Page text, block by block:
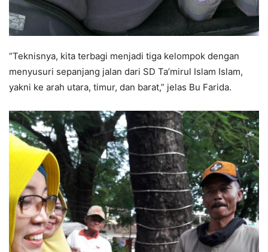
“Teknisnya, kita terbagi menjadi tiga kelompok dengan
menyusuri sepanjang jalan dari SD Ta’mirul Islam Islam,
yakni ke arah utara, timur, dan barat,” jelas Bu Farida.